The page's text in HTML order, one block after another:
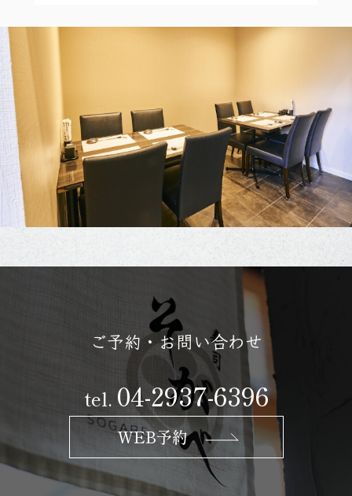
ご予約・お問い合わせ
tel. 04-2937-6396
WEB予約